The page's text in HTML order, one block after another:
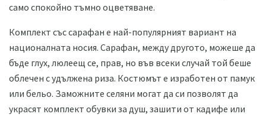
само спокойно тъмно оцветяване.
Комплект със сарафан е най-популярният вариант на
националната носия. Сарафан, между другото, можеше да
бъде глух, люлеещ се, прав, но във всеки случай той беше
облечен с удължена риза. Костюмът е изработен от памук
или бельо. Заможните селяни могат да си позволят да
украсят комплект обувки за душ, зашити от кадифе или